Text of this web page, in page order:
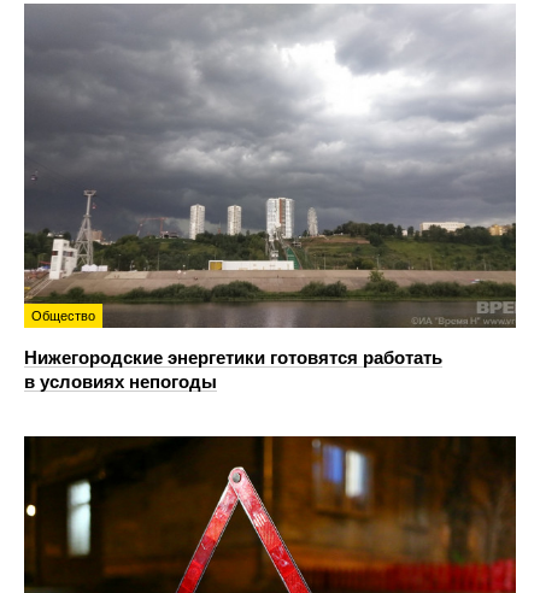
Общество
Нижегородские энергетики готовятся работать
в условиях непогоды